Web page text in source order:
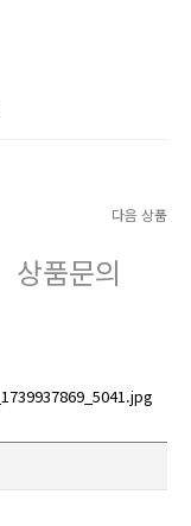
다음 상품
상품문의